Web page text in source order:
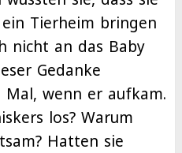
Tierheim bringen
nicht an das Baby
Gedanke
wenn er aufkam.
los? Warum
Hatten sie